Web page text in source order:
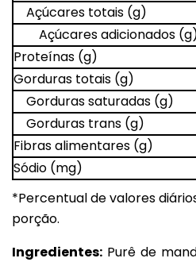
Açúcares totais (g)
Açúcares adicionados
Proteínas (g)
Gorduras totais (g)
Gorduras saturadas (g)
Gorduras trans (g)
Fibras alimentares (g)
Sódio (mg)
*Percentual de valores
porção.
Ingredientes: Purê de